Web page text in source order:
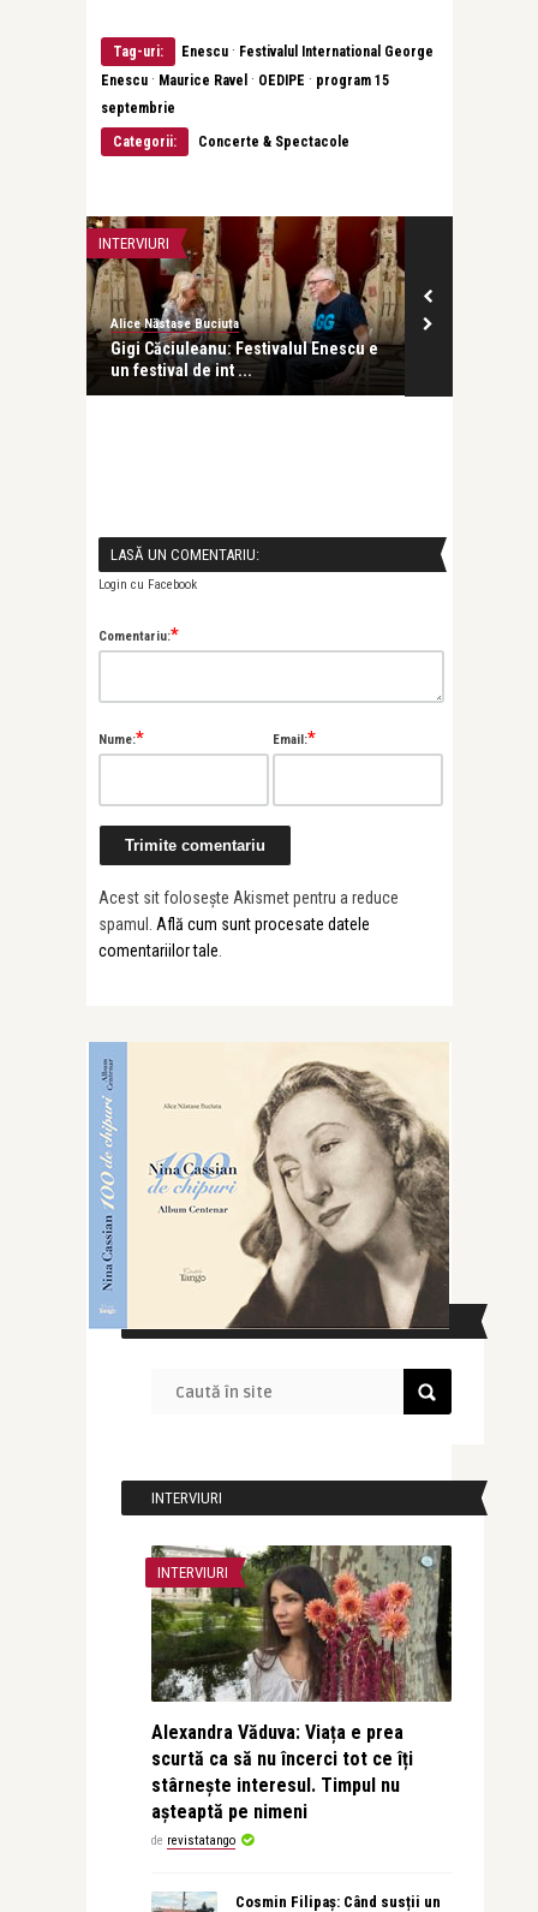
Tag-uri: Enescu · Festivalul International George
Enescu · Maurice Ravel · OEDIPE · program 15
septembrie
Categorii:
Concerte & Spectacole
INTERVIURI
Alice Năstase Buciuta
Gigi Căciuleanu: Festivalul Enescu e
un festival de int ...
LASĂ UN COMENTARIU:
Login cu Facebook
Comentariu:*
Nume:* Email:*
Acest sit folosește Akismet pentru a reduce
spamul. Află cum sunt procesate datele
comentariilor tale
CAUTĂ ÎN SITE
INTERVIURI
INTERVIURI
Alexandra Văduva: Viața e prea
scurtă ca să nu încerci tot ce îți
stârnește interesul. Timpul nu
așteaptă pe nimeni
de revistatango
Cosmin Filipaș: Când susții un